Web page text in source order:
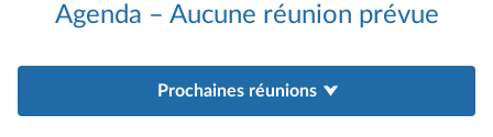
Agenda – Aucune réunion prévue
Prochaines réunions